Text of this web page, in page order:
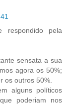
respondido pela
sensata a sua
agora os 50%;
os outros 50%.
alguns políticos
poderiam nos